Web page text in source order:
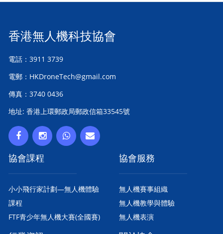
香港無人機科技協會
電話：3911 3739
電郵：HKDroneTech@gmail.com
傳真：3740 0436
地址: 香港上環郵政局郵政信箱33545號
協會課程
小小飛行家計劃—無人機體驗
課程
FTF青少年無人機大賽(全國賽)
協會服務
無人機賽事組織
無人機教學與體驗
無人機表演